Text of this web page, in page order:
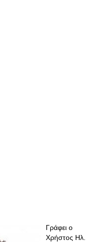
Γράφει ο
Χρήστος Ηλ.